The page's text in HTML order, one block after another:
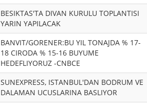
BESIKTAS'TA DIVAN KURULU TOPLANTISI
YARIN YAPILACAK
BANVIT/GORENER:BU YIL TONAJDA % 17-
18 CIRODA % 15-16 BUYUME
HEDEFLIYORUZ -CNBCE
SUNEXPRESS, ISTANBUL'DAN BODRUM VE
DALAMAN UCUSLARINA BASLIYOR